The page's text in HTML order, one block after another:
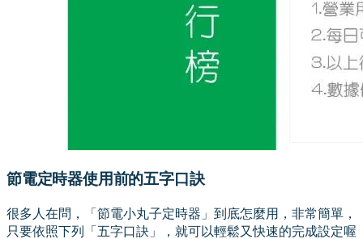
節電定時器使用前的五字口訣
很多人在問，「節電小丸子定時器」到底怎麼用，非常簡單，
只要依照下列「五字口訣」，就可以輕鬆又快速的完成設定喔